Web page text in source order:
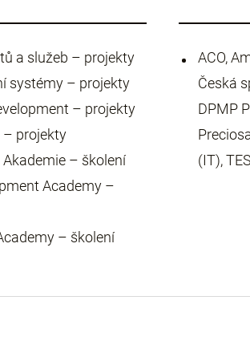
a služeb – projekty
systémy – projekty
– projekty
– projekty
– školení
Academy –
– školení
ACO,
Česká
DPMP
(IT),